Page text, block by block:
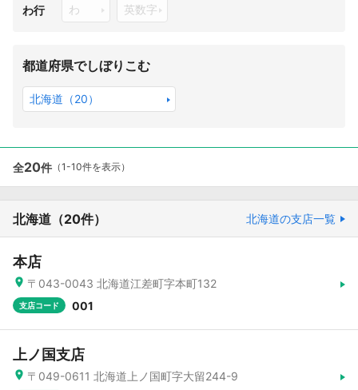
わ行 わ 英数字
都道府県でしぼりこむ
北海道（20）
全20件 （1-10件を表示）
北海道 （20件） 北海道の支店一覧
本店
〒043-0043 北海道江差町字本町132
支店コード 001
上ノ国支店
〒049-0611 北海道上ノ国町字大留244-9